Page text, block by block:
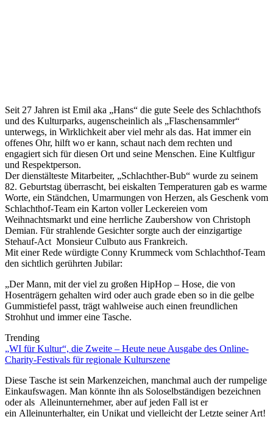
Seit 27 Jahren ist Emil aka „Hans“ die gute Seele des Schlachthofs
und des Kulturparks, augenscheinlich als „Flaschensammler“
unterwegs, in Wirklichkeit aber viel mehr als das. Hat immer ein
offenes Ohr, hilft wo er kann, schaut nach dem rechten und
engagiert sich für diesen Ort und seine Menschen. Eine Kultfigur
und Respektperson.
Der dienstälteste Mitarbeiter, „Schlachther-Bub“ wurde zu seinem
82. Geburtstag überrascht, bei eiskalten Temperaturen gab es warme
Worte, ein Ständchen, Umarmungen von Herzen, als Geschenk vom
Schlachthof-Team ein Karton voller Leckereien vom
Weihnachtsmarkt und eine herrliche Zaubershow von Christoph
Demian. Für strahlende Gesichter sorgte auch der einzigartige
Stehauf-Act Monsieur Culbuto aus Frankreich.
Mit einer Rede würdigte Conny Krummeck vom Schlachthof-Team
den sichtlich gerührten Jubilar:
„Der Mann, mit der viel zu großen HipHop – Hose, die von
Hosenträgern gehalten wird oder auch grade eben so in die gelbe
Gummistiefel passt, trägt wahlweise auch einen freundlichen
Strohhut und immer eine Tasche.
Trending
„WI für Kultur“, die Zweite – Heute neue Ausgabe des Online-
Charity-Festivals für regionale Kulturszene
Diese Tasche ist sein Markenzeichen, manchmal auch der rumpelige
Einkaufswagen. Man könnte ihn als Soloselbständigen bezeichnen
oder als Alleinunternehmer, aber auf jeden Fall ist er
ein Alleinunterhalter, ein Unikat und vielleicht der Letzte seiner Art!